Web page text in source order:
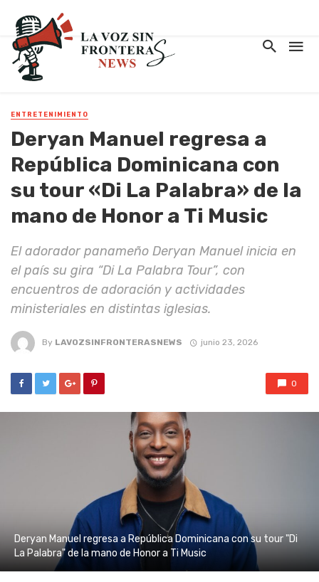
ENTRETENIMIENTO
Deryan Manuel regresa a
República Dominicana con
su tour «Di La Palabra» de la
mano de Honor a Ti Music
El adorador panameño Deryan Manuel inicia en
el país su gira “Di La Palabra Tour”, con
encuentros de adoración y actividades
ministeriales en distintas iglesias.
By LAVOZSINFRONTERASNEWS junio 23, 2026
0
Deryan Manuel regresa a República Dominicana con su tour "Di
La Palabra" de la mano de Honor a Ti Music